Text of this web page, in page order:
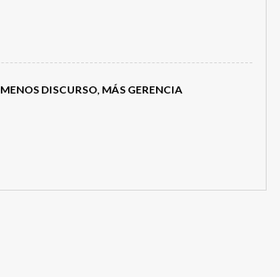
MENOS DISCURSO, MÁS GERENCIA